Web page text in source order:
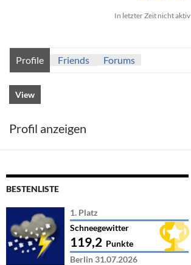
In letzter Zeit nicht aktiv
Profile Friends Forums
View
Profil anzeigen
BESTENLISTE
1. Platz
Schneegewitter
119,2 Punkte
Berlin 31.07.2026